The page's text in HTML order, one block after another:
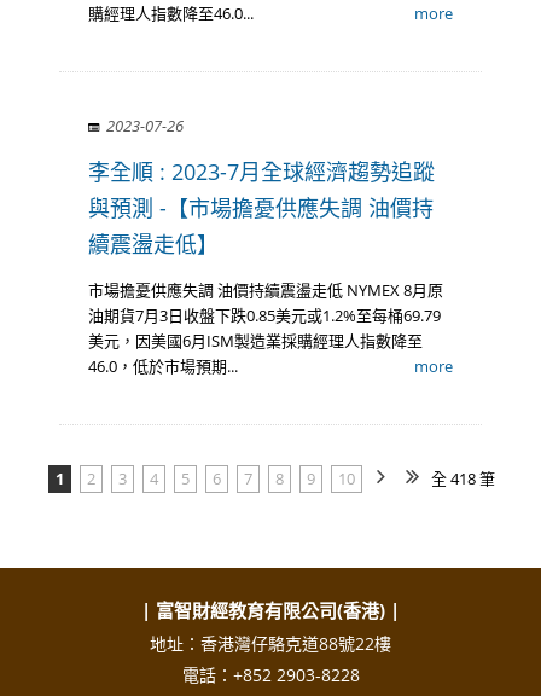
購經理人指數降至46.0...
more
2023-07-26
李全順 : 2023-7月全球經濟趨勢追蹤
與預測 -【市場擔憂供應失調 油價持
續震盪走低】
市場擔憂供應失調 油價持續震盪走低 NYMEX 8月原
油期貨7月3日收盤下跌0.85美元或1.2%至每桶69.79
美元，因美國6月ISM製造業採購經理人指數降至
46.0，低於市場預期...
more
1 2 3 4 5 6 7 8 9 10 全 418 筆
| 富智財經教育有限公司(香港) |
地址：香港灣仔駱克道88號22樓
電話：+852 2903-8228